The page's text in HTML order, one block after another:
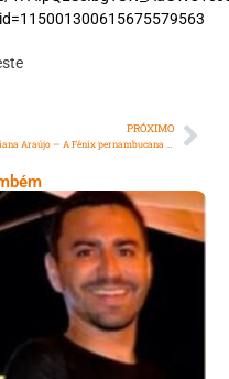
PRÓXIMO
De Menino De 3
Sobre Proteção À